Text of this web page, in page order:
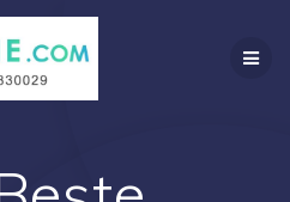
Skip
content